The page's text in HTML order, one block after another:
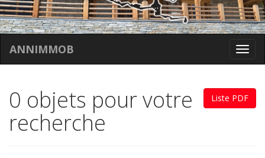
ANNIMMOB
Liste PDF
0 objets pour votre
recherche